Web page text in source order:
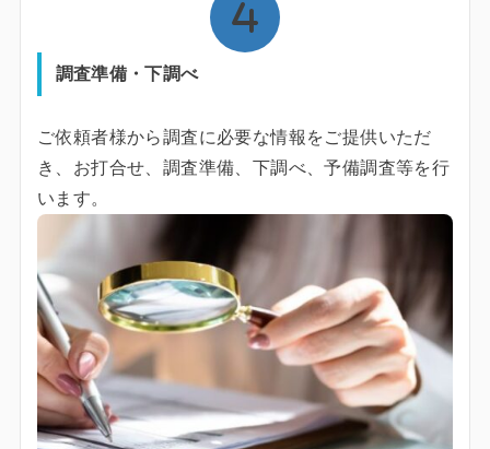
調査準備・下調べ
ご依頼者様から調査に必要な情報をご提供いただ
き、お打合せ、調査準備、下調べ、予備調査等を行
います。